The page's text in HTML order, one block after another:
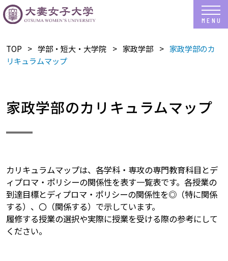
TOP 学部・短大・大学院 家政学部
家政学部のカ
リキュラムマップ
家政学部のカリキュラムマップ
カリキュラムマップは、各学科・専攻の専門教育科目とデ
ィプロマ・ポリシーの関係性を表す一覧表です。各授業の
到達目標とディプロマ・ポリシーの関係性を◎（特に関係
する）、〇（関係する）で示しています。
履修する授業の選択や実際に授業を受ける際の参考にして
ください。